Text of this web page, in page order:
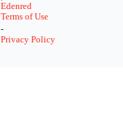
Edenred
Terms of Use
-
Privacy Policy